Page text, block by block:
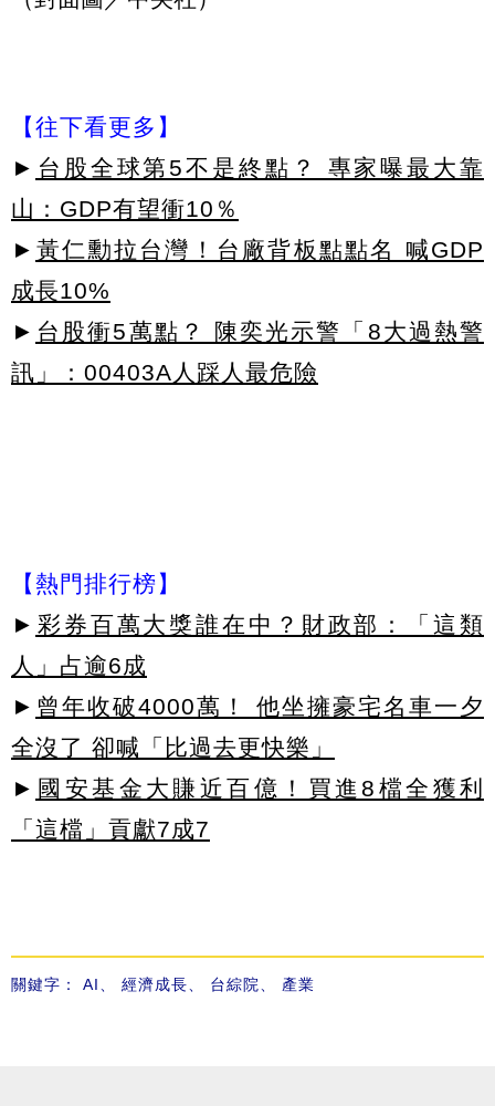
【往下看更多】
► 台股全球第5不是終點？ 專家曝最大靠
山：GDP有望衝10％
► 黃仁勳拉台灣！台廠背板點點名 喊GDP
成長10%
► 台股衝5萬點？ 陳奕光示警「8大過熱警
訊」：00403A人踩人最危險
【熱門排行榜】
► 彩券百萬大獎誰在中？財政部：「這類
人」占逾6成
► 曾年收破4000萬！ 他坐擁豪宅名車一夕
全沒了 卻喊「比過去更快樂」
► 國安基金大賺近百億！買進8檔全獲利
「這檔」貢獻7成7
關鍵字： AI、 經濟成長、 台綜院、 產業